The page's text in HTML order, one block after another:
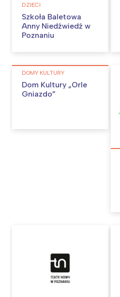
DZIECI
Szkoła Baletowa
Anny Niedźwiedź w
Poznaniu
DOMY KULTURY
Dom Kultury „Orle
Gniazdo”